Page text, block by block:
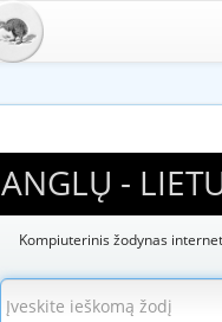
ANGLŲ -
Kompiuterinis žodynas